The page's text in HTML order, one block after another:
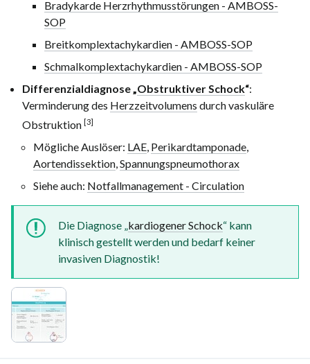
Bradykarde Herzrhythmusstörungen - AMBOSS-
SOP
Breitkomplextachykardien - AMBOSS-SOP
Schmalkomplextachykardien - AMBOSS-SOP
Differenzialdiagnose „ Obstruktiver Schock“:
Verminderung des Herzzeitvolumens durch vaskuläre
Obstruktion [3]
Mögliche Auslöser: LAE, Perikardtamponade,
Aortendissektion,Spannungspneumothorax
Siehe auch: Notfallmanagement - Circulation
Die Diagnose „kardiogener Schock“ kann
klinisch gestellt werden und bedarf keiner
invasiven Diagnostik!